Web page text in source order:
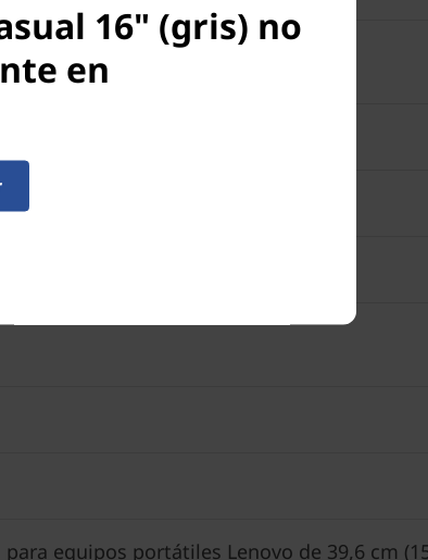
equipos portátiles Lenovo de 39,6 cm
16" (gris) no
en